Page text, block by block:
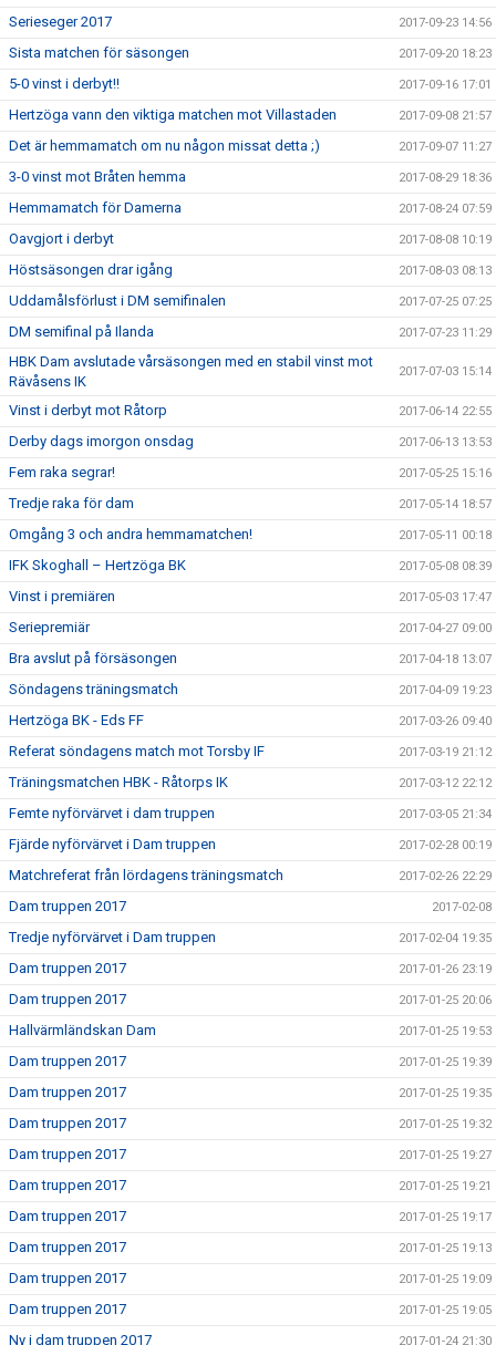
Serieseger 2017 2017-09-23 14:56
Sista matchen för säsongen 2017-09-20 18:23
5-0 vinst i derbyt!! 2017-09-16 17:01
Hertzöga vann den viktiga matchen mot Villastaden 2017-09-08 21:57
Det är hemmamatch om nu någon missat detta ;) 2017-09-07 11:27
3-0 vinst mot Bråten hemma 2017-08-29 18:36
Hemmamatch för Damerna 2017-08-24 07:59
Oavgjort i derbyt 2017-08-08 10:19
Höstsäsongen drar igång 2017-08-03 08:13
Uddamålsförlust i DM semifinalen 2017-07-25 07:25
DM semifinal på Ilanda 2017-07-23 11:29
HBK Dam avslutade vårsäsongen med en stabil vinst mot
Rävåsens IK
2017-07-03 15:14
Vinst i derbyt mot Råtorp 2017-06-14 22:55
Derby dags imorgon onsdag 2017-06-13 13:53
Fem raka segrar! 2017-05-25 15:16
Tredje raka för dam 2017-05-14 18:57
Omgång 3 och andra hemmamatchen! 2017-05-11 00:18
IFK Skoghall – Hertzöga BK 2017-05-08 08:39
Vinst i premiären 2017-05-03 17:47
Seriepremiär 2017-04-27 09:00
Bra avslut på försäsongen 2017-04-18 13:07
Söndagens träningsmatch 2017-04-09 19:23
Hertzöga BK - Eds FF 2017-03-26 09:40
Referat söndagens match mot Torsby IF 2017-03-19 21:12
Träningsmatchen HBK - Råtorps IK 2017-03-12 22:12
Femte nyförvärvet i dam truppen 2017-03-05 21:34
Fjärde nyförvärvet i Dam truppen 2017-02-28 00:19
Matchreferat från lördagens träningsmatch 2017-02-26 22:29
Dam truppen 2017 2017-02-08
Tredje nyförvärvet i Dam truppen 2017-02-04 19:35
Dam truppen 2017 2017-01-26 23:19
Dam truppen 2017 2017-01-25 20:06
Hallvärmländskan Dam 2017-01-25 19:53
Dam truppen 2017 2017-01-25 19:39
Dam truppen 2017 2017-01-25 19:35
Dam truppen 2017 2017-01-25 19:32
Dam truppen 2017 2017-01-25 19:27
Dam truppen 2017 2017-01-25 19:21
Dam truppen 2017 2017-01-25 19:17
Dam truppen 2017 2017-01-25 19:13
Dam truppen 2017 2017-01-25 19:09
Dam truppen 2017 2017-01-25 19:05
Ny i dam truppen 2017 2017-01-24 21:30